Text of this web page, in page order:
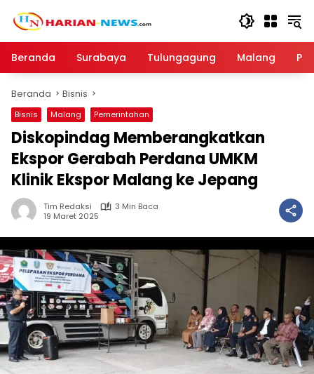
Beranda
Surabaya Tulungagung Malang
Beranda Bisnis
Bisnis Malang Pemerintahan
Diskopindag Memberangkatkan
Ekspor Gerabah Perdana UMKM
Klinik Ekspor Malang ke Jepang
Tim Redaksi
3 Min Baca
19 Maret 2025